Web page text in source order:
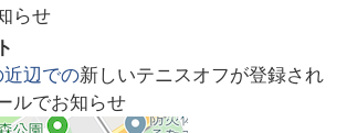
らせ
近辺での新しいテニスオフが登録され
ルでお知らせ